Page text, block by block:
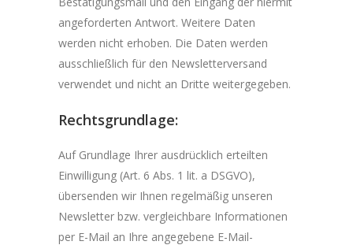
angeforderten Antwort. Weitere Daten
werden nicht erhoben. Die Daten werden
ausschließlich für den Newsletterversand
verwendet und nicht an Dritte weitergegeben.
Rechtsgrundlage:
Auf Grundlage Ihrer ausdrücklich erteilten
Einwilligung (Art. 6 Abs. 1 lit. a DSGVO),
übersenden wir Ihnen regelmäßig unseren
Newsletter bzw. vergleichbare Informationen
per E-Mail an Ihre angegebene E-Mail-